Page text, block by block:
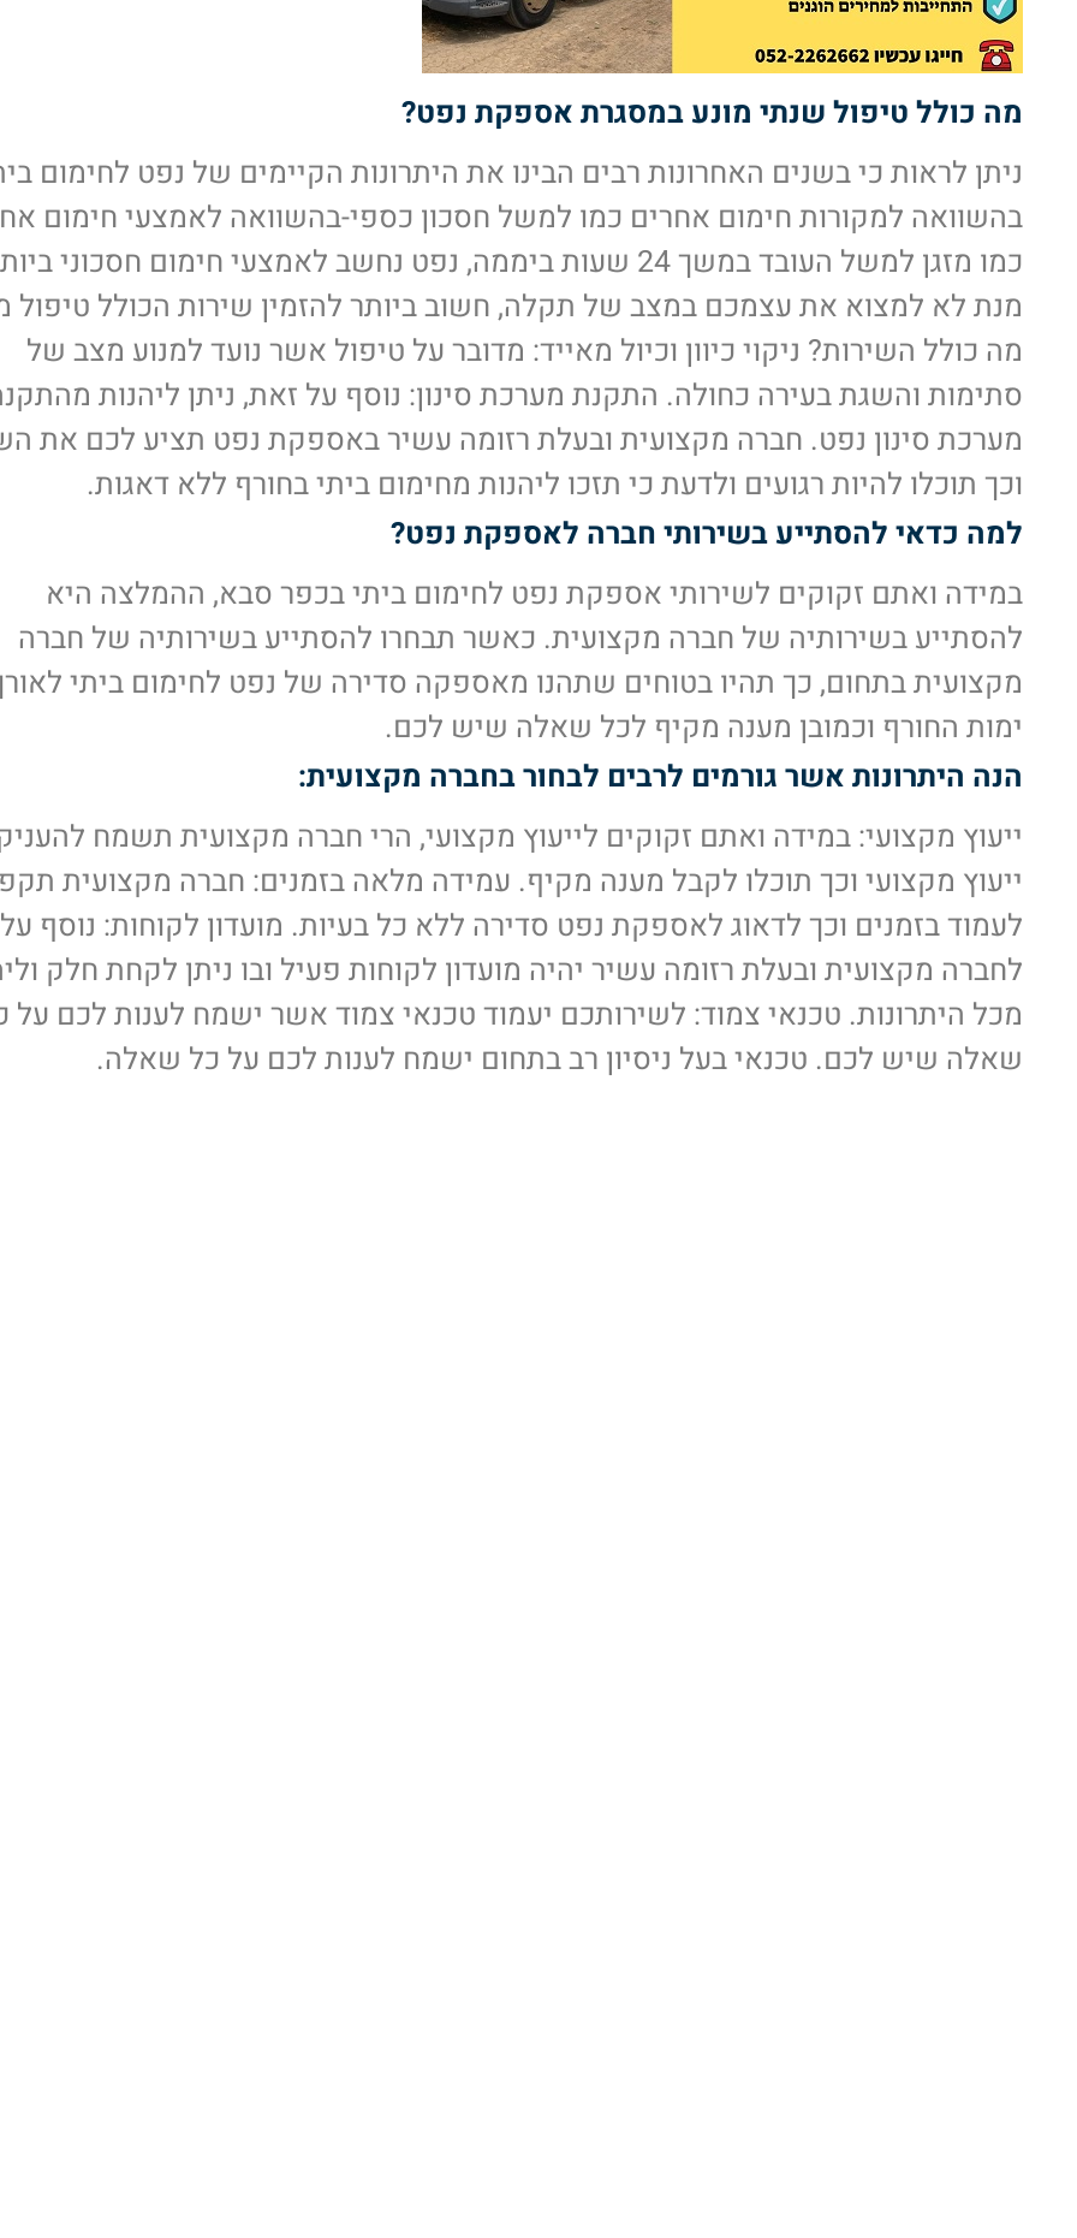
מה כולל טיפול שנתי מונע במסגרת אספקת נפט?
ניתן לראות כי בשנים האחרונות רבים הבינו את היתרונות הקיימים של נפט לחימום
בהשוואה למקורות חימום אחרים כמו למשל חסכון כספי-בהשוואה לאמצעי חימום
כמו מזגן למשל העובד במשך 24 שעות ביממה, נפט נחשב לאמצעי חימום חסכוני
מנת לא למצוא את עצמכם במצב של תקלה, חשוב ביותר להזמין שירות הכולל טיפול
מה כולל השירות? ניקוי כיוון וכיול מאייד: מדובר על טיפול אשר נועד למנוע מצב של
סתימות והשגת בעירה כחולה. התקנת מערכת סינון: נוסף על זאת, ניתן ליהנות
מערכת סינון נפט. חברה מקצועית ובעלת רזומה עשיר באספקת נפט תציע לכם את
וכך תוכלו להיות רגועים ולדעת כי תזכו ליהנות מחימום ביתי בחורף ללא דאגות.
למה כדאי להסתייע בשירותי חברה לאספקת נפט?
במידה ואתם זקוקים לשירותי אספקת נפט לחימום ביתי בכפר סבא, ההמלצה היא
להסתייע בשירותיה של חברה מקצועית. כאשר תבחרו להסתייע בשירותיה של חברה
מקצועית בתחום, כך תהיו בטוחים שתהנו מאספקה סדירה של נפט לחימום ביתי
ימות החורף וכמובן מענה מקיף לכל שאלה שיש לכם.
הנה היתרונות אשר גורמים לרבים לבחור בחברה מקצועית:
ייעוץ מקצועי: במידה ואתם זקוקים לייעוץ מקצועי, הרי חברה מקצועית תשמח
ייעוץ מקצועי וכך תוכלו לקבל מענה מקיף. עמידה מלאה בזמנים: חברה מקצועית
לעמוד בזמנים וכך לדאוג לאספקת נפט סדירה ללא כל בעיות. מועדון לקוחות: נוסף
לחברה מקצועית ובעלת רזומה עשיר יהיה מועדון לקוחות פעיל ובו ניתן לקחת חלק
מכל היתרונות. טכנאי צמוד: לשירותכם יעמוד טכנאי צמוד אשר ישמח לענות לכם על
שאלה שיש לכם. טכנאי בעל ניסיון רב בתחום ישמח לענות לכם על כל שאלה.